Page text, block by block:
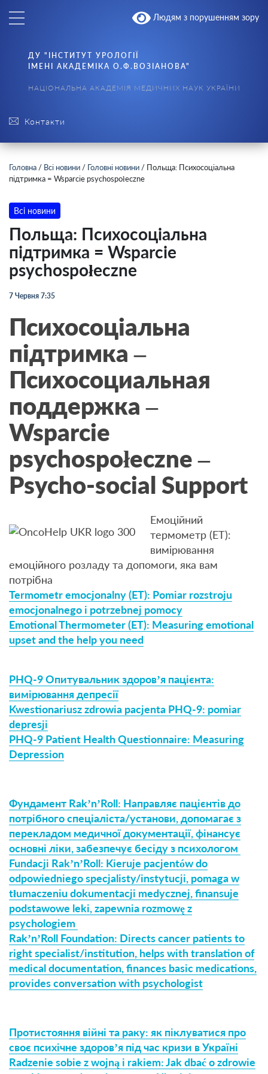
Людям з порушенням зору
Контакти
ДУ "ІНСТИТУТ УРОЛОГІЇ
ІМЕНІ АКАДЕМІКА О.Ф.ВОЗІАНОВА"
НАЦІОНАЛЬНА АКАДЕМІЯ МЕДИЧНИХ НАУК УКРАЇНИ
Головна / Всі новини / Головні новини / Польща: Психосоціальна
підтримка = Wsparcie psychospołeczne
Всі новини
Польща: Психосоціальна
підтримка = Wsparcie
psychospołeczne
7 Червня 7:35
Психосоціальна
підтримка –
Психосоциальная
поддержка –
Wsparcie
psychospołeczne –
Psycho-social Support
Емоційний
термометр (ET):
вимірювання
емоційного розладу та допомоги, яка вам
потрібна
Termometr emocjonalny (ET): Pomiar rozstroju
emocjonalnego i potrzebnej pomocy
Emotional Thermometer (ET): Measuring emotional
upset and the help you need
PHQ-9 Опитувальник здоров’я пацієнта:
вимірювання депресії
Kwestionariusz zdrowia pacjenta PHQ-9: pomiar
depresji
PHQ-9 Patient Health Questionnaire: Measuring
Depression
Фундамент Rak’n’Roll: Направляє пацієнтів до
потрібного спеціаліста/установи, допомагає з
перекладом медичної документації, фінансує
основні ліки, забезпечує бесіду з психологом
Fundacji Rak’n’Roll: Kieruje pacjentów do
odpowiedniego specjalisty/instytucji, pomaga w
tłumaczeniu dokumentacji medycznej, finansuje
podstawowe leki, zapewnia rozmowę z
psychologiem
Rak’n’Roll Foundation: Directs cancer patients to
right specialist/institution, helps with translation of
medical documentation, finances basic medications,
provides conversation with psychologist
Протистояння війні та раку: як піклуватися про
своє психічне здоров’я під час кризи в Україні
Radzenie sobie z wojną i rakiem: Jak dbać o zdrowie